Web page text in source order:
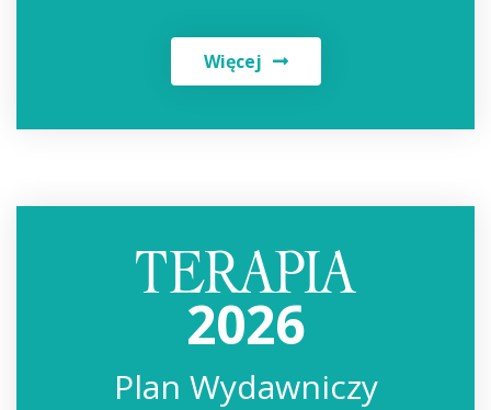
Więcej
2026
Plan Wydawniczy